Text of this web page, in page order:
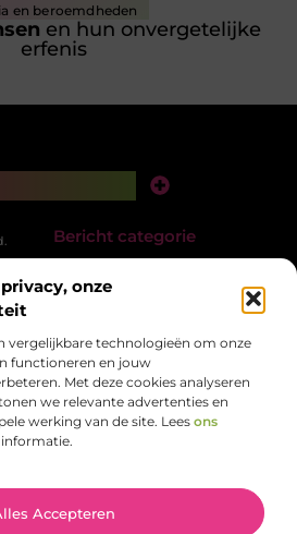
onze
vergelijkbare technologieën om onze
functioneren en jouw
Met deze cookies analyseren
we relevante advertenties en
werking van de site. Lees ons
Accepteren
en beroemdheden
en hun onvergetelijke
erfenis
Bericht categorie
inzichten en ideeën, speciaal